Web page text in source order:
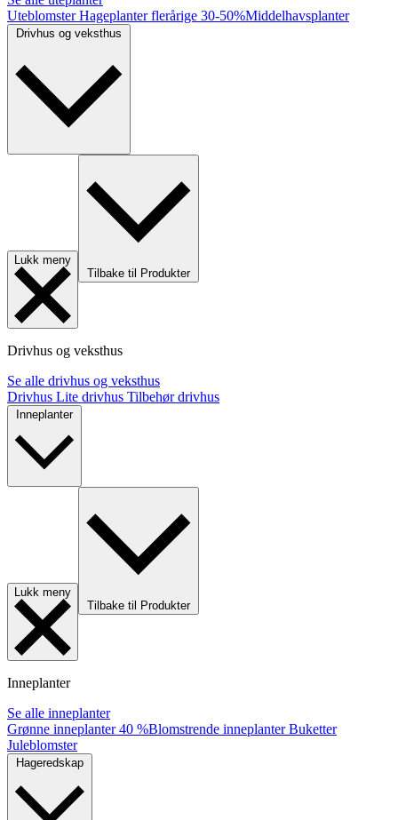
UteblomsterHageplanter flerårige 30-50%Middelhavsplanter
Lukk meny
Tilbake til Produkter
Drivhus og veksthus
Se alle drivhus og veksthus
Drivhus Lite drivhus Tilbehør drivhus
Inneplanter
Lukk meny
Tilbake til Produkter
Inneplanter
Se alle inneplanter
Grønne inneplanter40 %Blomstrende inneplanterBuketter
Juleblomster